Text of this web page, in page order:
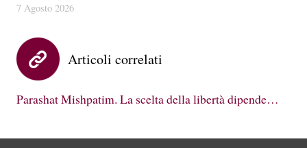
7 Agosto 2026
Articoli correlati
Parashat Mishpatim. La scelta della libertà dipende…